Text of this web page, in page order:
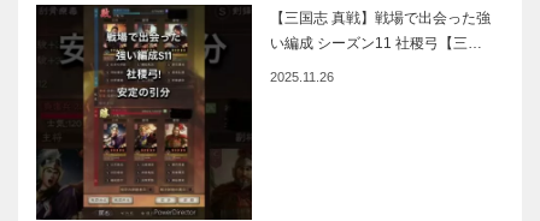
【三国志 真戦】戦場で出会った強
い編成 シーズン11 社稷弓【三…
2025.11.26